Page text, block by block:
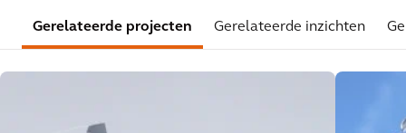
Gerelateerde projecten Gerelateerde inzichten